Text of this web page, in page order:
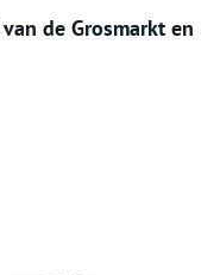
de Grosmarkt en